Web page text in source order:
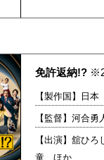
免許返納!?
【製作国】日
【監督】河合
【出演】舘ひ
童 ほか